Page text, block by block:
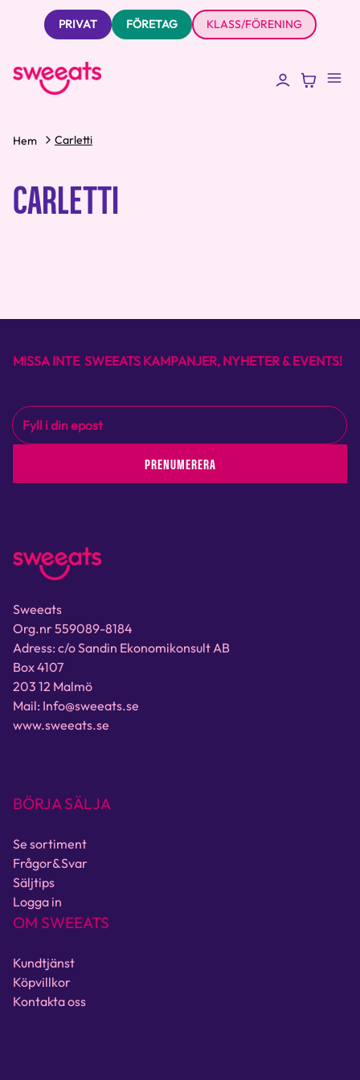
PRIVAT FÖRETAG KLASS/FÖRENING
Hem Carletti
CARLETTI
MISSA INTE SWEEATS KAMPANJER, NYHETER & EVENTS!
PRENUMERERA
Sweeats
Org.nr 559089-8184
Adress: c/o Sandin Ekonomikonsult AB
Box 4107
203 12 Malmö
Mail: Info@sweeats.se
www.sweeats.se
BÖRJA SÄLJA
Se sortiment
Frågor&Svar
Säljtips
Logga in
OM SWEEATS
Kundtjänst
Köpvillkor
Kontakta oss